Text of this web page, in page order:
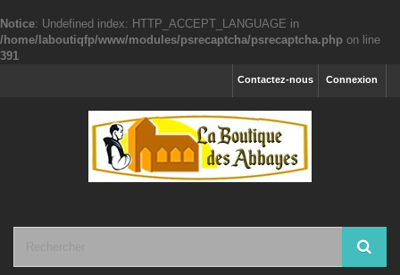
Notice: Undefined index: HTTP_ACCEPT_LANGUAGE in
/home/laboutiqfp/www/modules/psrecaptcha/psrecaptcha.php on line
391
Connexion
Contactez-nous